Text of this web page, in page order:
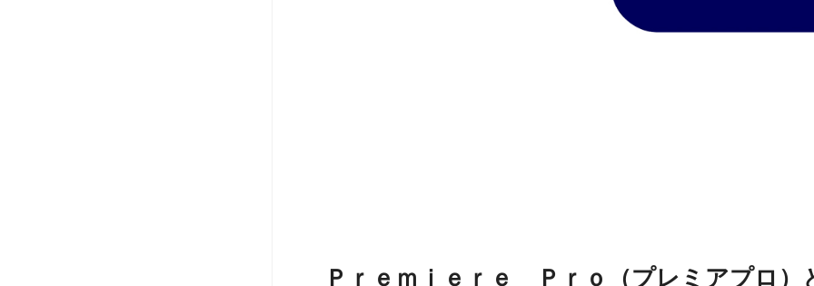
Ｐｒｅｍｉｅｒｅ Ｐｒｏ（プレミアプロ）